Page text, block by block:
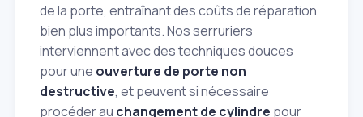
de la porte, entraînant des coûts de réparation
bien plus importants. Nos serruriers
interviennent avec des techniques douces
pour une ouverture de porte non
destructive, et peuvent si nécessaire
procéder au changement de cylindre pour